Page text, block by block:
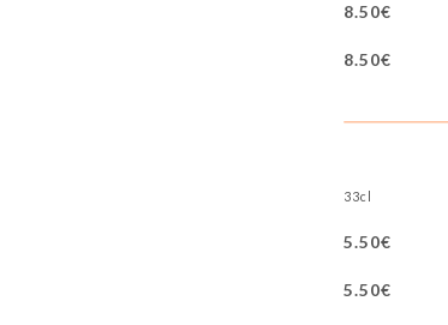
8.50€
8.50€
33cl
5.50€
5.50€